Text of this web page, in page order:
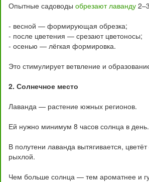
Опытные садоводы обрезают лаванду
- весной — формирующая обрезка;
- после цветения — срезают цветоносы;
- осенью — лёгкая формировка.
Это стимулирует ветвление и
2. Солнечное место
Лаванда — растение южных регионов.
Ей нужно минимум 8 часов солнца в день.
В полутени лаванда вытягивается,
рыхлой.
Чем больше солнца — тем ароматнее и